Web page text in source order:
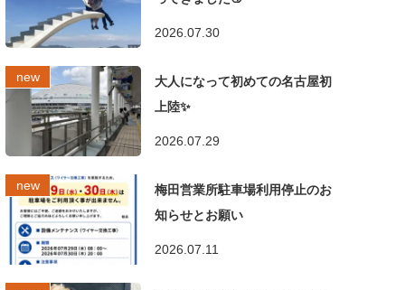
2026.07.30
大人になって初めての名古屋初
上陸✨
2026.07.29
梅田営業所駐車場利用停止のお
知らせとお願い
2026.07.11